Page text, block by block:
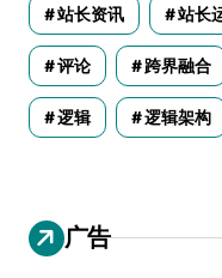
站长资讯 站长
评论 跨界融合
逻辑 逻辑架构
广告